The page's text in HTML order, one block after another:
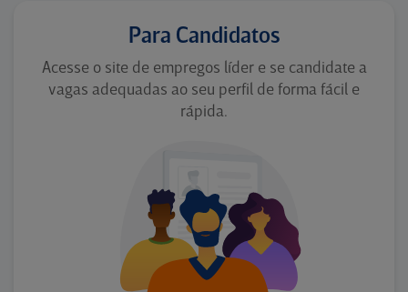
Para Candidatos
Acesse o site de empregos líder e se candidate a
vagas adequadas ao seu perfil de forma fácil e
rápida.